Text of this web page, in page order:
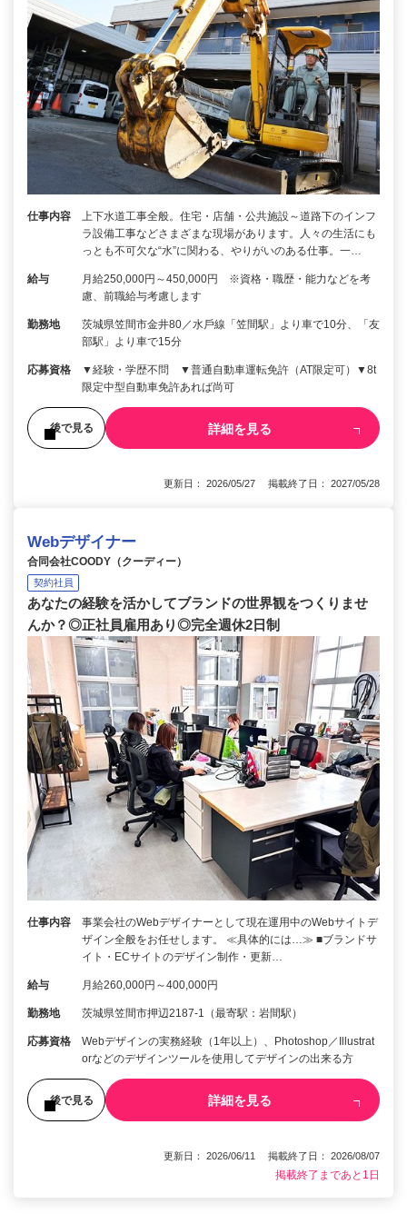
仕事内容
上下水道工事全般。住宅・店舗・公共施設～道路下のインフ
ラ設備工事などさまざまな現場があります。人々の生活にも
っとも不可欠な“水”に関わる、やりがいのある仕事。一…
給与
月給250,000円～450,000円 ※資格・職歴・能⼒などを考
慮、前職給与考慮します
勤務地
茨城県笠間市⾦井80／⽔⼾線「笠間駅」より⾞で10分、「友
部駅」より⾞で15分
応募資格
▼経験・学歴不問 ▼普通⾃動⾞運転免許（AT限定可）▼8t
限定中型⾃動⾞免許あれば尚可
後で見る 詳細を見る
更新日： 2026/05/27 掲載終了日： 2027/05/28
Webデザイナー
合同会社COODY（クーディー）
契約社員
あなたの経験を活かしてブランドの世界観をつくりませ
んか？◎正社員雇用あり◎完全週休2日制
仕事内容
事業会社のWebデザイナーとして現在運用中のWebサイトデ
ザイン全般をお任せします。 ≪具体的には…≫ ■ブランドサ
イト・ECサイトのデザイン制作・更新…
給与 月給260,000円～400,000円
勤務地 茨城県笠間市押辺2187-1（最寄駅：岩間駅）
応募資格
Webデザインの実務経験（1年以上）、Photoshop／Illustrat
orなどのデザインツールを使用してデザインの出来る方
後で見る 詳細を見る
更新日： 2026/06/11 掲載終了日： 2026/08/07
掲載終了まであと1日